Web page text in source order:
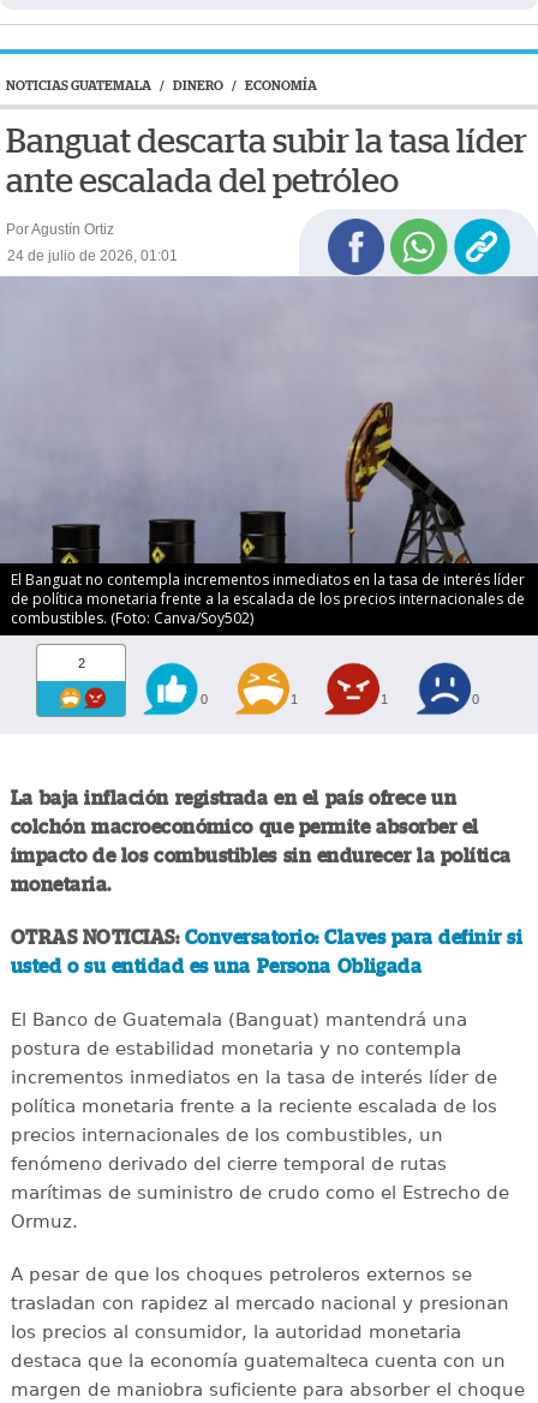
NOTICIAS GUATEMALA / DINERO / ECONOMÍA
Banguat descarta subir la tasa líder
ante escalada del petróleo
Por Agustín Ortiz
24 de julio de 2026, 01:01
El Banguat no contempla incrementos inmediatos en la tasa de interés líder
de política monetaria frente a la escalada de los precios internacionales de
combustibles. (Foto: Canva/Soy502)
2
0 1 1 0
La baja inflación registrada en el país ofrece un
colchón macroeconómico que permite absorber el
impacto de los combustibles sin endurecer la política
monetaria.
OTRAS NOTICIAS: Conversatorio: Claves para definir si
usted o su entidad es una Persona Obligada
El Banco de Guatemala (Banguat) mantendrá una
postura de estabilidad monetaria y no contempla
incrementos inmediatos en la tasa de interés líder de
política monetaria frente a la reciente escalada de los
precios internacionales de los combustibles, un
fenómeno derivado del cierre temporal de rutas
marítimas de suministro de crudo como el Estrecho de
Ormuz.
A pesar de que los choques petroleros externos se
trasladan con rapidez al mercado nacional y presionan
los precios al consumidor, la autoridad monetaria
destaca que la economía guatemalteca cuenta con un
margen de maniobra suficiente para absorber el choque